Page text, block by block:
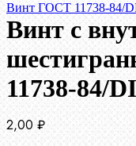
Винт ГОСТ 11738-84/
Винт c
11738-84/
2,00 ₽